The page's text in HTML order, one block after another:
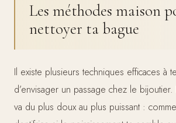
Les méthodes maison
nettoyer ta bague
Il existe plusieurs techniques efficaces à
d’envisager un passage chez le bijoutier.
va du plus doux au plus puissant :